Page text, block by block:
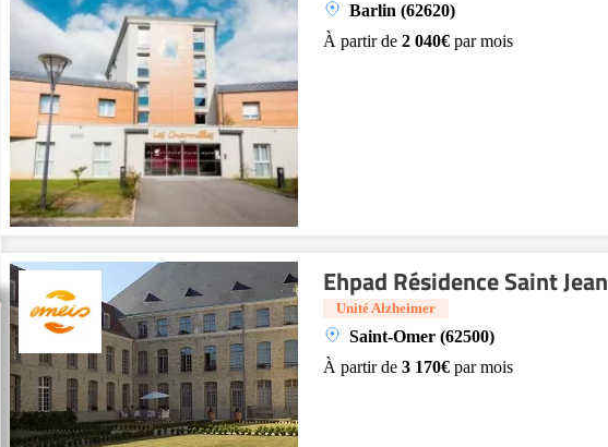
Barlin (62620)
À partir de 2 040€par mois
Ehpad Résidence Saint Jean
Unité Alzheimer
Saint-Omer (62500)
À partir de 3 170€par mois